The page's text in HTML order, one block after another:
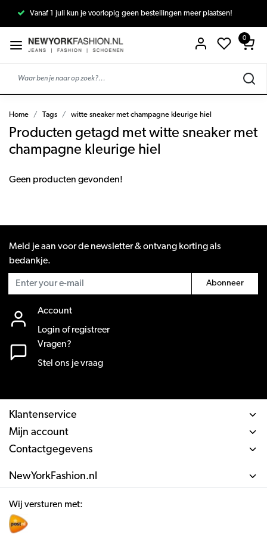
Vanaf 1 juli kun je voorlopig geen bestellingen meer plaatsen!
0
Home Tags witte sneaker met champagne kleurige hiel
Producten getagd met witte sneaker met
champagne kleurige hiel
Geen producten gevonden!
Meld je aan voor de newsletter & ontvang korting als
bedankje.
Abonneer
Account
Login of registreer
Vragen?
Stel ons je vraag
Klantenservice
Mijn account
Contactgegevens
NewYorkFashion.nl
Wij versturen met: